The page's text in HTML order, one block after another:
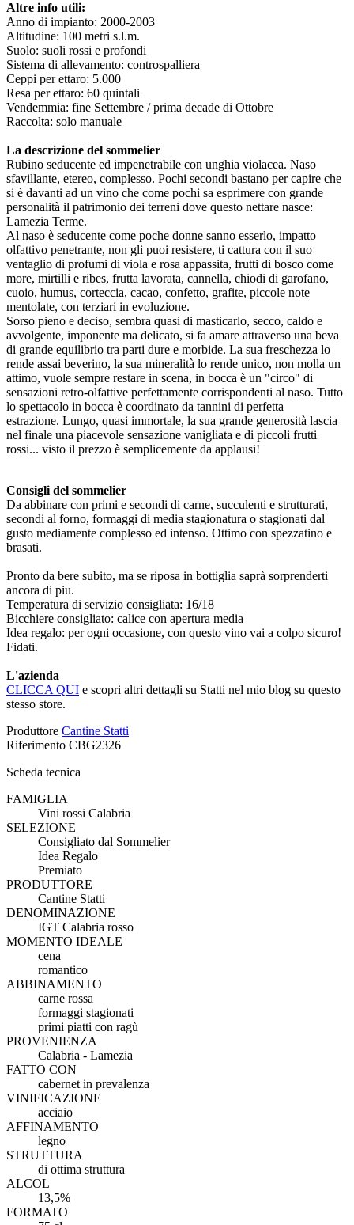
Altre info utili:
Anno di impianto: 2000-2003
Altitudine: 100 metri s.l.m.
Suolo: suoli rossi e profondi
Sistema di allevamento: controspalliera
Ceppi per ettaro: 5.000
Resa per ettaro: 60 quintali
Vendemmia: fine Settembre / prima decade di Ottobre
Raccolta: solo manuale
La descrizione del sommelier
Rubino seducente ed impenetrabile con unghia violacea. Naso
sfavillante, etereo, complesso. Pochi secondi bastano per capire che
si è davanti ad un vino che come pochi sa esprimere con grande
personalità il patrimonio dei terreni dove questo nettare nasce:
Lamezia Terme.
Al naso è seducente come poche donne sanno esserlo, impatto
olfattivo penetrante, non gli puoi resistere, ti cattura con il suo
ventaglio di profumi di viola e rosa appassita, frutti di bosco come
more, mirtilli e ribes, frutta lavorata, cannella, chiodi di garofano,
cuoio, humus, corteccia, cacao, confetto, grafite, piccole note
mentolate, con terziari in evoluzione.
Sorso pieno e deciso, sembra quasi di masticarlo, secco, caldo e
avvolgente, imponente ma delicato, si fa amare attraverso una beva
di grande equilibrio tra parti dure e morbide. La sua freschezza lo
rende assai beverino, la sua mineralità lo rende unico, non molla un
attimo, vuole sempre restare in scena, in bocca è un "circo" di
sensazioni retro-olfattive perfettamente corrispondenti al naso. Tutto
lo spettacolo in bocca è coordinato da tannini di perfetta
estrazione. Lungo, quasi immortale, la sua grande generosità lascia
nel finale una piacevole sensazione vanigliata e di piccoli frutti
rossi... visto il prezzo è semplicemente da applausi!
Consigli del sommelier
Da abbinare con primi e secondi di carne, succulenti e strutturati,
secondi al forno, formaggi di media stagionatura o stagionati dal
gusto mediamente complesso ed intenso. Ottimo con spezzatino e
brasati.
Pronto da bere subito, ma se riposa in bottiglia saprà sorprenderti
ancora di piu.
Temperatura di servizio consigliata: 16/18
Bicchiere consigliato: calice con apertura media
Idea regalo: per ogni occasione, con questo vino vai a colpo sicuro!
Fidati.
L'azienda
CLICCA QUI e scopri altri dettagli su Statti nel mio blog su questo
stesso store.
Produttore Cantine Statti
Riferimento CBG2326
Scheda tecnica
FAMIGLIA
Vini rossi Calabria
SELEZIONE
Consigliato dal Sommelier
Idea Regalo
Premiato
PRODUTTORE
Cantine Statti
DENOMINAZIONE
IGT Calabria rosso
MOMENTO IDEALE
cena
romantico
ABBINAMENTO
carne rossa
formaggi stagionati
primi piatti con ragù
PROVENIENZA
Calabria - Lamezia
FATTO CON
cabernet in prevalenza
VINIFICAZIONE
acciaio
AFFINAMENTO
legno
STRUTTURA
di ottima struttura
ALCOL
13,5%
FORMATO